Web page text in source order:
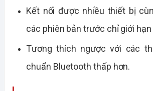
Kết nối được nhiều thiết bị
các phiên bản trước chỉ giới hạn
Tương thích ngược với các
chuẩn Bluetooth thấp hơn.